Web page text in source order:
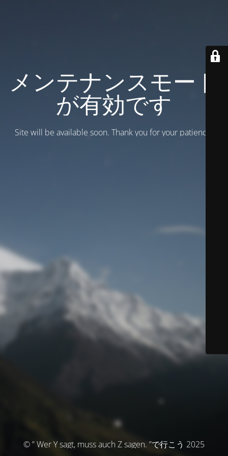
メンテナンスモード
が有効です
Site will be available soon. Thank you for your patience!
© ” Wer Y sagt, muss auch Z sagen. ”で行こう 2025